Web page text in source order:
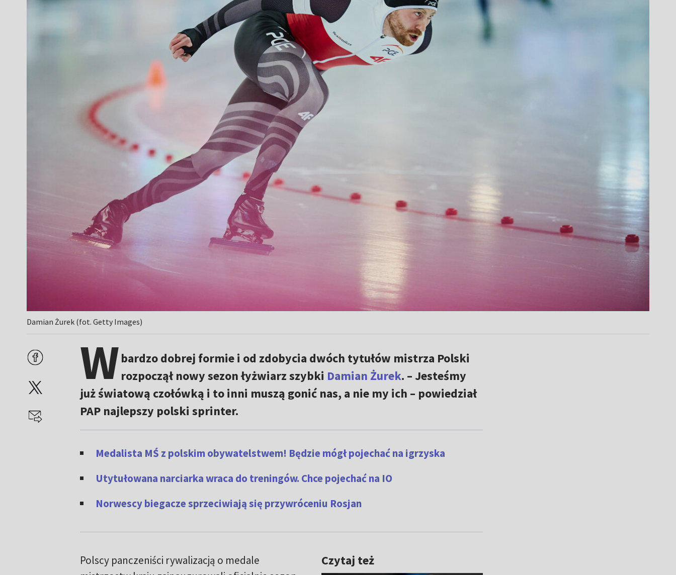
Damian Żurek (fot. Getty Images)
Wbardzo dobrej formie i od zdobycia dwóch tytułów mistrza Polski
rozpoczął nowy sezon łyżwiarz szybki Damian Żurek. – Jesteśmy
już światową czołówką i to inni muszą gonić nas, a nie my ich – powiedział
PAP najlepszy polski sprinter.
Medalista MŚ z polskim obywatelstwem! Będzie mógł pojechać na igrzyska
Utytułowana narciarka wraca do treningów. Chce pojechać na IO
Norwescy biegacze sprzeciwiają się przywróceniu Rosjan
Czytaj też
Polscy panczeniści rywalizacją o medale